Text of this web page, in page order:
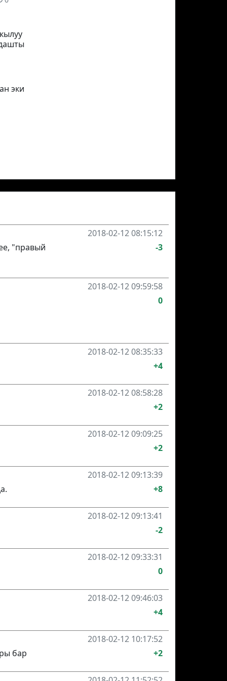
эки
2018-02-12 08:15:12
"правый
-3
2018-02-12 09:59:58
0
2018-02-12 08:35:33
+4
2018-02-12 08:58:28
+2
2018-02-12 09:09:25
+2
2018-02-12 09:13:39
+8
2018-02-12 09:13:41
-2
2018-02-12 09:33:31
0
2018-02-12 09:46:03
+4
2018-02-12 10:17:52
бар
+2